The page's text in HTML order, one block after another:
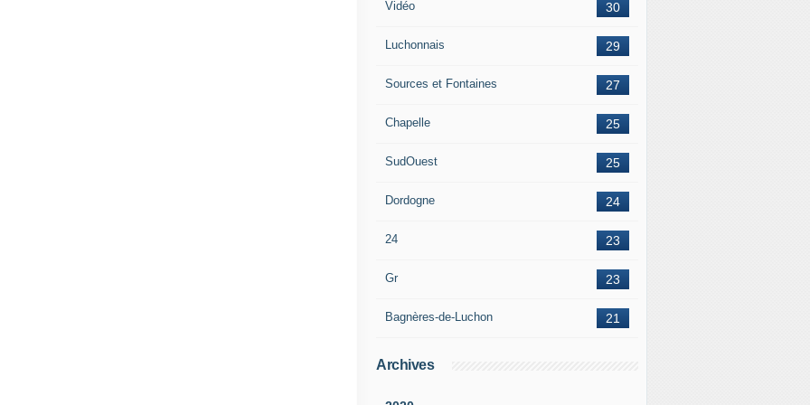
30
Vidéo
29
Luchonnais
27
Sources et Fontaines
25
Chapelle
25
SudOuest
24
Dordogne
23
24
23
Gr
21
Bagnères-de-Luchon
Archives